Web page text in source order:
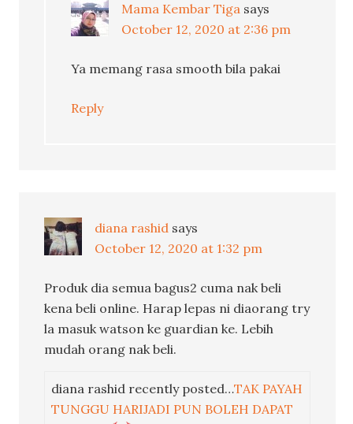
Mama Kembar Tiga says
October 12, 2020 at 2:36 pm
Ya memang rasa smooth bila pakai
Reply
diana rashid says
October 12, 2020 at 1:32 pm
Produk dia semua bagus2 cuma nak beli
kena beli online. Harap lepas ni diaorang try
la masuk watson ke guardian ke. Lebih
mudah orang nak beli.
diana rashid recently posted…TAK PAYAH
TUNGGU HARIJADI PUN BOLEH DAPAT